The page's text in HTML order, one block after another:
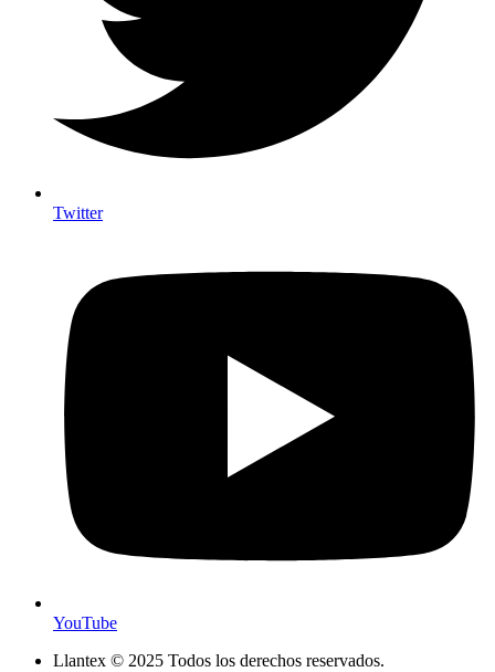
Twitter
YouTube
Llantex © 2025 Todos los derechos reservados.